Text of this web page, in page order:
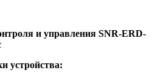
и управления SNR-ERD-
устройства: